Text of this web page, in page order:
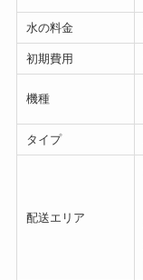
水の料金
初期費用
機種
タイプ
配送エリア